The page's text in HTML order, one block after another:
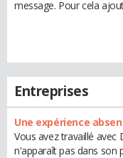
message. Pour cela
Entreprises
Une expérience
Vous avez travaillé avec
n'apparaît pas dans son